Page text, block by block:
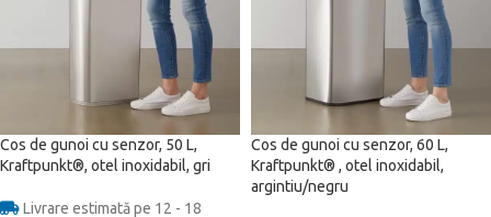
Cos de gunoi cu senzor, 50 L,
Kraftpunkt®, otel inoxidabil, gri
Livrare estimată pe 12 - 18
Cos de gunoi cu senzor, 60 L,
Kraftpunkt® , otel inoxidabil,
argintiu/negru